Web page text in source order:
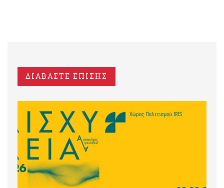
ΔΙΑΒΑΣΤΕ ΕΠΙΣΗΣ